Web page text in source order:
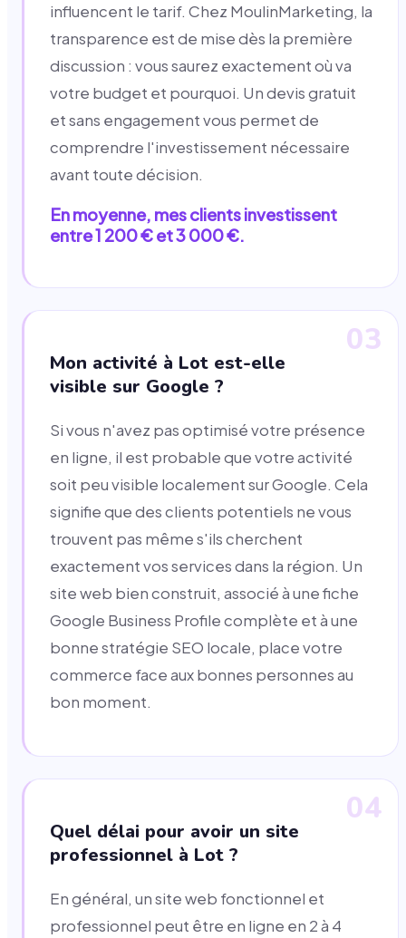
influencent le tarif. Chez MoulinMarketing, la
transparence est de mise dès la première
discussion : vous saurez exactement où va
votre budget et pourquoi. Un devis gratuit
et sans engagement vous permet de
comprendre l'investissement nécessaire
avant toute décision.
En moyenne, mes clients investissent
entre 1 200 € et 3 000 €.
03
Mon activité à Lot est-elle
visible sur Google ?
Si vous n'avez pas optimisé votre présence
en ligne, il est probable que votre activité
soit peu visible localement sur Google. Cela
signifie que des clients potentiels ne vous
trouvent pas même s'ils cherchent
exactement vos services dans la région. Un
site web bien construit, associé à une fiche
Google Business Profile complète et à une
bonne stratégie SEO locale, place votre
commerce face aux bonnes personnes au
bon moment.
04
Quel délai pour avoir un site
professionnel à Lot ?
En général, un site web fonctionnel et
professionnel peut être en ligne en 2 à 4